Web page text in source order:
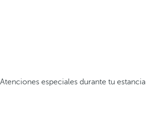
Atenciones especiales durante tu estancia